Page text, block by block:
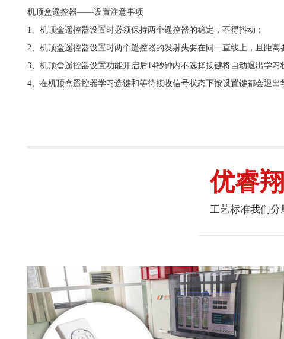
机顶盒遥控器——设置注意事项
1、机顶盒遥控器设置时必须保持两个遥控器的稳定，不得抖动；
2、机顶盒遥控器设置时两个遥控器的发射头要在同一直线上，且距离
3、机顶盒遥控器设置功能开启后14秒钟内不选择按键将自动退出学
4、在机顶盒遥控器学习选键和等待接收信号状态下按设置键都会退出
优睿翔
工艺标准我们分